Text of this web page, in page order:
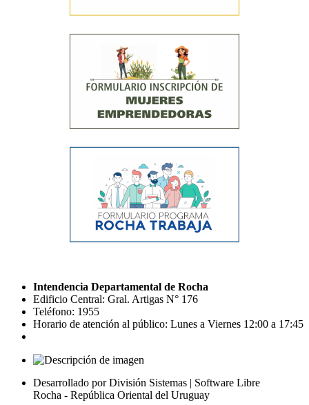
Intendencia Departamental de Rocha
Edificio Central: Gral. Artigas N° 176
Teléfono: 1955
Horario de atención al público: Lunes a Viernes 12:00 a 17:45
Desarrollado por División Sistemas | Software Libre
Rocha - República Oriental del Uruguay